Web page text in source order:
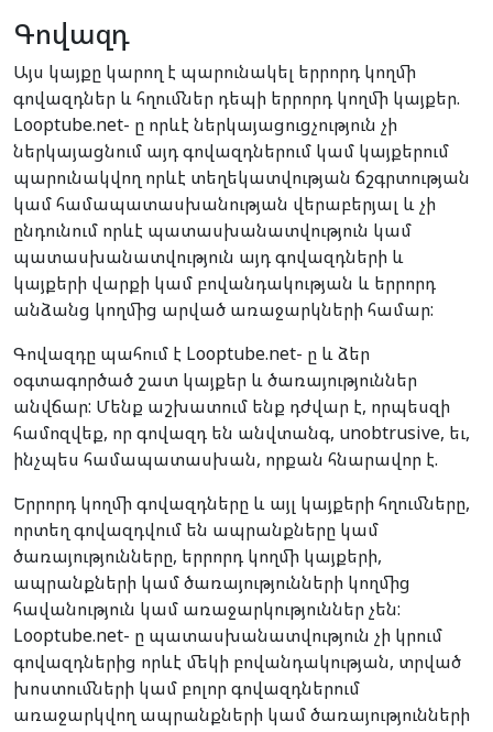
Գովազդ
Այս կայքը կարող է պարունակել երրորդ կողմի
գովազդներ և հղումներ դեպի երրորդ կողմի կայքեր.
Looptube.net- ը որևէ ներկայացուցչություն չի
ներկայացնում այդ գովազդներում կամ կայքերում
պարունակվող որևէ տեղեկատվության ճշգրտության
կամ համապատասխանության վերաբերյալ և չի
ընդունում որևէ պատասխանատվություն կամ
պատասխանատվություն այդ գովազդների և
կայքերի վարքի կամ բովանդակության և երրորդ
անձանց կողմից արված առաջարկների համար:
Գովազդը պահում է Looptube.net- ը և ձեր
օգտագործած շատ կայքեր և ծառայություններ
անվճար: Մենք աշխատում ենք դժվար է, որպեսզի
համոզվեք, որ գովազդ են անվտանգ, unobtrusive, եւ,
ինչպես համապատասխան, որքան հնարավոր է.
Երրորդ կողմի գովազդները և այլ կայքերի հղումները,
որտեղ գովազդվում են ապրանքները կամ
ծառայությունները, երրորդ կողմի կայքերի,
ապրանքների կամ ծառայությունների կողմից
հավանություն կամ առաջարկություններ չեն:
Looptube.net- ը պատասխանատվություն չի կրում
գովազդներից որևէ մեկի բովանդակության, տրված
խոստումների կամ բոլոր գովազդներում
առաջարկվող ապրանքների կամ ծառայությունների